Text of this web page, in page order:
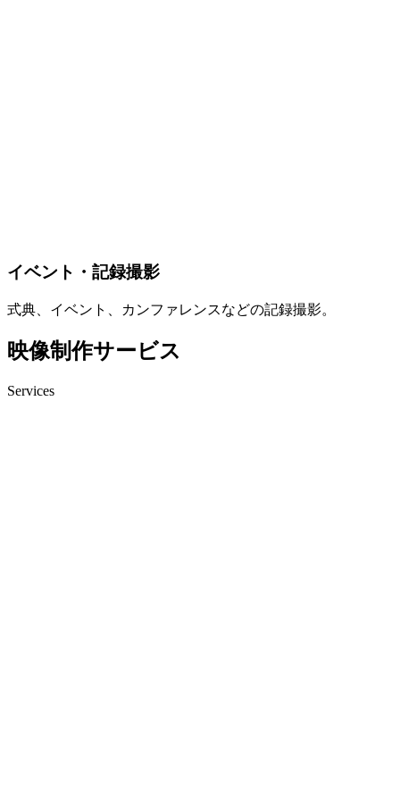
イベント・記録撮影
式典、イベント、カンファレンスなどの記録撮影。
映像制作サービス
Services